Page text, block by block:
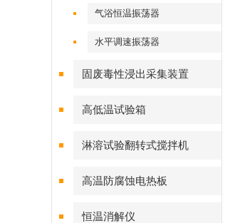
气浴恒温振荡器
水平调速振荡器
固废毒性浸出采集装置
高低温试验箱
淋溶试验翻转式搅拌机
高温防腐蚀电热板
恒温消解仪